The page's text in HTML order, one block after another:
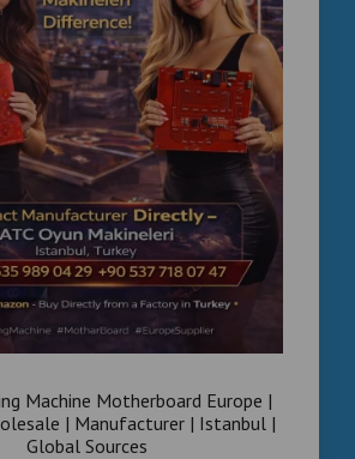
machine control board
machine spare parts
machine electronics
, Boxing , Machine , Main ,
, Hepsiburada , Wholesale
, Boks , Makinesi , Ana Kartı ,
, Toptan , Satış , İstanbul
Machine Motherboard Europe |
| Manufacturer | Istanbul |
Global Sources